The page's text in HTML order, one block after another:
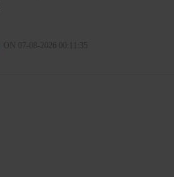
ON 07-08-2026 00:11:35